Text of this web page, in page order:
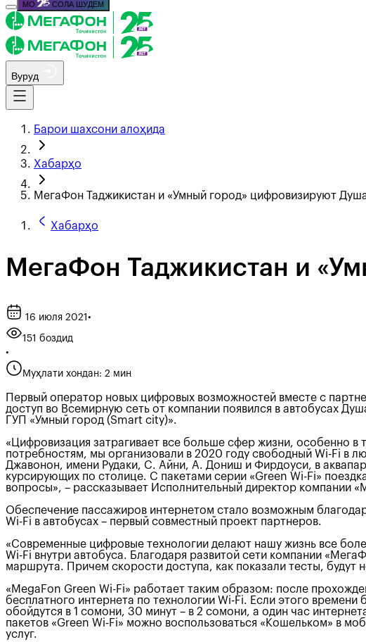
МО СОЛА ШУДЕМ
Вуруд
Барои шахсони алоҳида
Хабарҳо
МегаФон Таджикистан и «Умный город» цифровизируют
Хабарҳо
МегаФон Таджикистан и
16 июля 2021 •
151 боздид
•
Муҳлати хондан: 2 мин
Первый оператор новых цифровых возможностей вместе с
доступ во Всемирную сеть от компании появился в автобусах
ГУП «Умный город (Smart city)».
«Цифровизация затрагивает все больше сфер жизни, особенно
потребностям, мы организовали в 2020 году свободный Wi-Fi в
Джавонон, имени Рудаки, С. Айни, А. Дониш и Фирдоуси, в
курсирующих по столице. С пакетами серии «Green Wi-Fi»
вопросы», – рассказывает Исполнительный директор
Обеспечение пассажиров интернетом стало возможным
Wi-Fi в автобусах – первый совместный проект партнеров.
«Современные цифровые технологии делают нашу жизнь все
Wi-Fi внутри автобуса. Благодаря развитой сети компании
маршрута. Причем скорости доступа, как показали тесты,
«MegaFon Green Wi-Fi» работает таким образом: после
бесплатного интернета по технологии Wi-Fi. Если этого
обойдутся в 1 сомони, 30 минут – в 2 сомони, а один час
пакетов «Green Wi-Fi» можно воспользоваться «Кошельком» в
услуг.